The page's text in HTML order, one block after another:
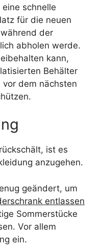
eine schnelle
für die neuen
der
abholen werde.
kann,
Behälter
vor dem nächsten
ist es
anzugehen.
geändert, um
entlassen
Sommerstücke
Vor allem
ein.